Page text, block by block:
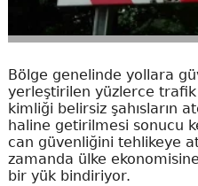
Bölge genelinde yollara
yerleştirilen yüzlerce trafik
kimliği belirsiz şahısların
haline getirilmesi sonucu
can güvenliğini tehlikeye
zamanda ülke
bir yük bindiriyor.